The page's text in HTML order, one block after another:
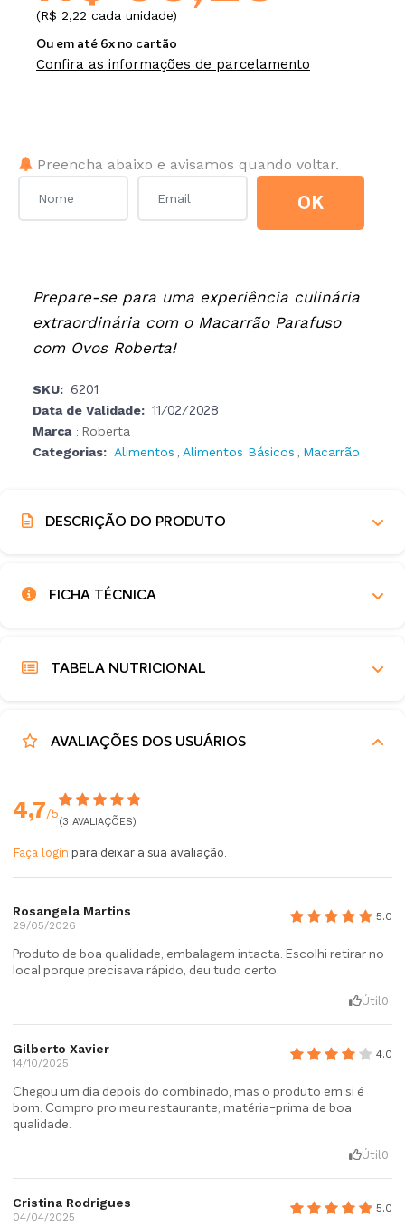
(R$ 2,22 cada unidade)
Ou em até 6x no cartão
Confira as informações de parcelamento
Preencha abaixo e avisamos quando voltar.
OK
Prepare-se para uma experiência culinária
extraordinária com o Macarrão Parafuso
com Ovos Roberta!
SKU: 6201
Data de Validade: 11/02/2028
Marca : Roberta
Categorias: Alimentos , Alimentos Básicos , Macarrão
DESCRIÇÃO DO PRODUTO
FICHA TÉCNICA
TABELA NUTRICIONAL
AVALIAÇÕES DOS USUÁRIOS
4,7/5
(3 AVALIAÇÕES)
Faça login para deixar a sua avaliação.
Rosangela Martins
29/05/2026
5.0
Produto de boa qualidade, embalagem intacta. Escolhi retirar no
local porque precisava rápido, deu tudo certo.
Útil 0
Gilberto Xavier
14/10/2025
4.0
Chegou um dia depois do combinado, mas o produto em si é
bom. Compro pro meu restaurante, matéria-prima de boa
qualidade.
Útil 0
Cristina Rodrigues
04/04/2025
5.0